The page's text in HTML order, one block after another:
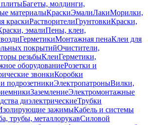
Багеты, молдинги,
материалыКраскиЭмалиЛакиМорилки,
краскиРастворителиГрунтовкиКраски,
эмалиПены, клеи,
ГерметикиМонтажная пенаКлеи для
покрытийОчистители,
резьбыКлеиГерметики,
оборудованиеРозетки и
звонкиКоробки
подрозетникиЭлектропатроныВилки,
ЗаземлениеЭлектромонтажные
диэлектрическиеТрубки
зажимыКабель и системы
трубы, металлорукавСиловой